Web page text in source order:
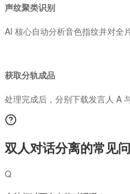
声纹聚类识别
AI 核心自动分析音色指纹并对全
获取分轨成品
处理完成后，分别下载发言人 A
双人对话分离的常见
Q